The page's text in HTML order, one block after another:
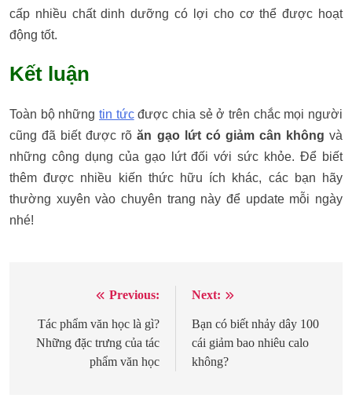
cấp nhiều chất dinh dưỡng có lợi cho cơ thể được hoạt
động tốt.
Kết luận
Toàn bộ những tin tứcđược chia sẻ ở trên chắc mọi người
cũng đã biết được rõăn gạo lứt có giảm cân không và
những công dụng của gạo lứt đối với sức khỏe. Để biết
thêm được nhiều kiến thức hữu ích khác, các bạn hãy
thường xuyên vào chuyên trang này để update mỗi ngày
nhé!
hướng
Previous:
Tác phẩm văn học là gì?
Những đặc trưng của tác
phẩm văn học
Next:
Bạn có biết nhảy dây 100
cái giảm bao nhiêu calo
không?